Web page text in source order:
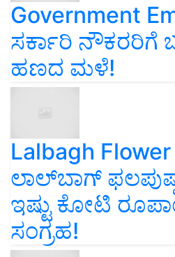
Government
ಸರ್ಕಾರಿ ನೌಕರರಿಗೆ
ಹಣದ ಮಳೆ!
Lalbagh
ಲಾಲ್‌ಬಾಗ್
ಇಷ್ಟು ಕೋಟಿ
ಸಂಗ್ರಹ!